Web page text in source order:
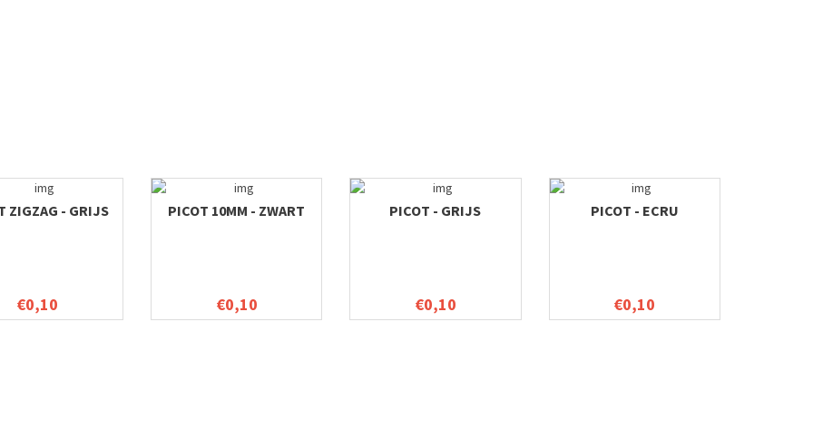
ZIGZAG - GRIJS
€0,10
PICOT 10MM - ZWART
€0,10
PICOT - GRIJS
€0,10
PICOT - ECRU
€0,10